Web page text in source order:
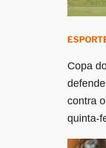
Copa
contra
quinta-